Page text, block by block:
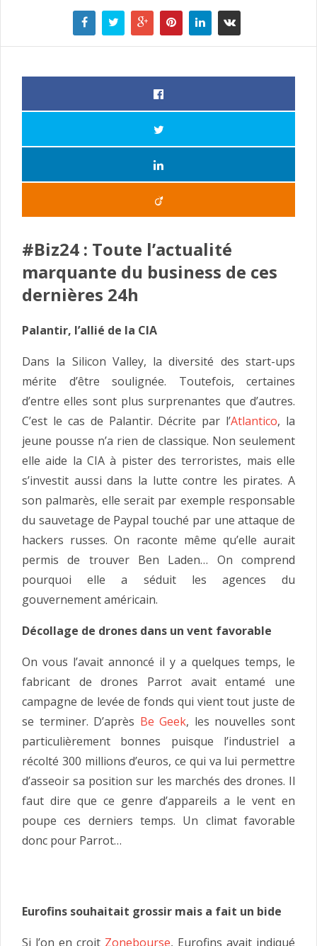
#Biz24 : Toute l’actualité
marquante du business de ces
dernières 24h
Palantir, l’allié de la CIA
Dans la Silicon Valley, la diversité des start-ups
mérite d’être soulignée. Toutefois, certaines
d’entre elles sont plus surprenantes que d’autres.
C’est le cas de Palantir. Décrite par l’Atlantico, la
jeune pousse n’a rien de classique. Non seulement
elle aide la CIA à pister des terroristes, mais elle
s’investit aussi dans la lutte contre les pirates. A
son palmarès, elle serait par exemple responsable
du sauvetage de Paypal touché par une attaque de
hackers russes. On raconte même qu’elle aurait
permis de trouver Ben Laden… On comprend
pourquoi elle a séduit les agences du
gouvernement américain.
Décollage de drones dans un vent favorable
On vous l’avait annoncé il y a quelques temps, le
fabricant de drones Parrot avait entamé une
campagne de levée de fonds qui vient tout juste de
se terminer. D’après Be Geek, les nouvelles sont
particulièrement bonnes puisque l’industriel a
récolté 300 millions d’euros, ce qui va lui permettre
d’asseoir sa position sur les marchés des drones. Il
faut dire que ce genre d’appareils a le vent en
poupe ces derniers temps. Un climat favorable
donc pour Parrot…
Eurofins souhaitait grossir mais a fait un bide
Si l’on en croit Zonebourse, Eurofins avait indiqué